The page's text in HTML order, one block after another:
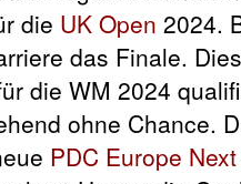
die UK Open 2024.
das Finale.
die WM 2024
ohne Chance.
PDC Europe